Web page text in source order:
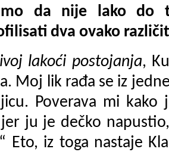
da nije lako do
dva ovako
lakoći postojanja,
Moj lik rađa se iz
Poverava mi kako
ju je dečko
Eto, iz toga nastaje